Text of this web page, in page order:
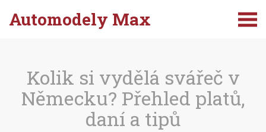
Automodely Max
Kolik si vydělá svářeč v
Německu? Přehled platů,
daní a tipů